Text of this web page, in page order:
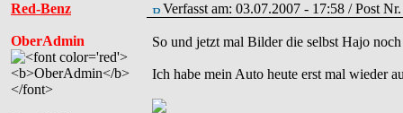
Red-Benz
OberAdmin
Verfasst am: 03.07.2007 - 17:58 / Post
So und jetzt mal Bilder die selbst Hajo
Ich habe mein Auto heute erst mal wieder